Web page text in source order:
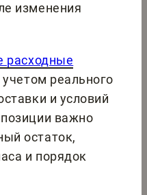
изменения
расходные
реального
и условий
важно
остаток,
и порядок